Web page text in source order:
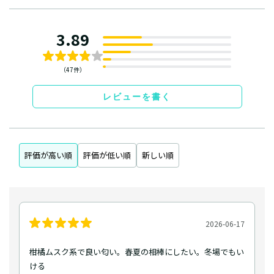
3.89
（47件）
レビューを書く
評価が高い順 評価が低い順 新しい順
2026-06-17
柑橘ムスク系で良い匂い。春夏の相棒にしたい。冬場でもい
ける